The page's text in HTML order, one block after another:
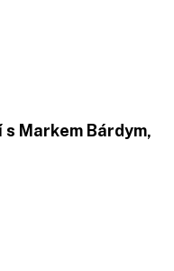
Markem Bárdym,